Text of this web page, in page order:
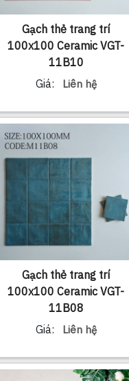
Gạch thẻ trang trí
100x100 Ceramic VGT-
11B10
Giá:
Liên hệ
Gạch thẻ trang trí
100x100 Ceramic VGT-
11B08
Giá:
Liên hệ